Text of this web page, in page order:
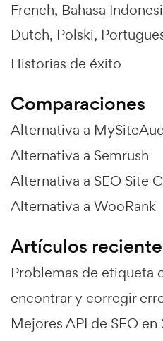
French Bahasa
Dutch Polski
Historias de éxito
Comparaciones
Alternativa a
Alternativa a Semrush
Alternativa a SEO Site
Alternativa a WooRank
Artículos
Problemas de etiqueta
encontrar y corregir
Mejores API de SEO